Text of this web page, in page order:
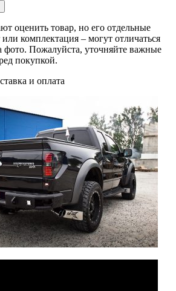
оценить товар, но его отдельные
комплектация – могут отличаться
фото. Пожалуйста, уточняйте важные
покупкой.
и оплата